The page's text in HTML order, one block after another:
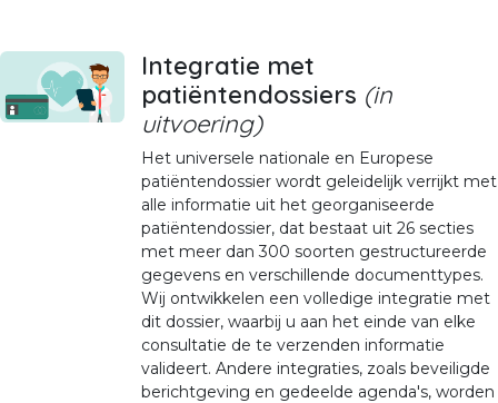
Integratie met
patiëntendossiers (in
uitvoering)
Het universele nationale en Europese
patiëntendossier wordt geleidelijk verrijkt met
alle informatie uit het georganiseerde
patiëntendossier, dat bestaat uit 26 secties
met meer dan 300 soorten gestructureerde
gegevens en verschillende documenttypes.
Wij ontwikkelen een volledige integratie met
dit dossier, waarbij u aan het einde van elke
consultatie de te verzenden informatie
valideert. Andere integraties, zoals beveiligde
berichtgeving en gedeelde agenda's, worden